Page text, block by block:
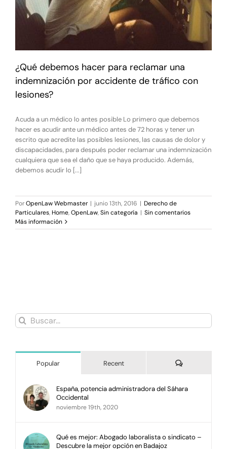
¿Qué debemos hacer para reclamar una
indemnización por accidente de tráfico con
lesiones?
Acuda a un médico lo antes posible Lo primero que debemos
hacer es acudir ante un médico antes de 72 horas y tener un
escrito que acredite las posibles lesiones, las causas de dolor y
discapacidades, para después poder reclamar una indemnización
cualquiera que sea el daño que se haya producido. Además,
debemos acudir lo [...]
PorOpenLaw Webmaster | junio 13th, 2016 | Derecho de
Particulares,Home,OpenLaw,Sin categoría | Sin comentarios
Más información
Buscar:
Popular Recent Comments
España, potencia administradora del Sáhara
Occidental
noviembre 19th, 2020
Qué es mejor: Abogado laboralista o sindicato –
Descubre la mejor opción en Badajoz